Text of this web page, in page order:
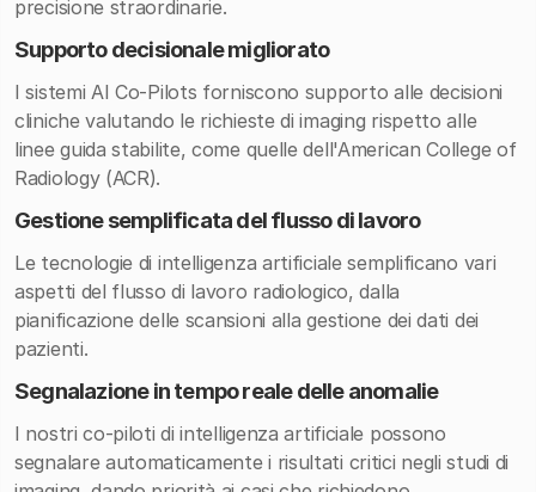
precisione straordinarie.
Supporto decisionale migliorato
I sistemi AI Co-Pilots forniscono supporto alle decisioni
cliniche valutando le richieste di imaging rispetto alle
linee guida stabilite, come quelle dell'American College of
Radiology (ACR).
Gestione semplificata del flusso di lavoro
Le tecnologie di intelligenza artificiale semplificano vari
aspetti del flusso di lavoro radiologico, dalla
pianificazione delle scansioni alla gestione dei dati dei
pazienti.
Segnalazione in tempo reale delle anomalie
I nostri co-piloti di intelligenza artificiale possono
segnalare automaticamente i risultati critici negli studi di